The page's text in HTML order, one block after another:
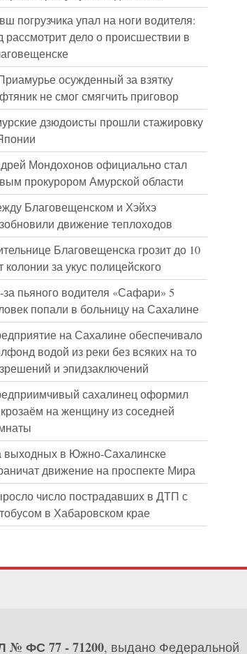
погрузчика упал на ноги водителя:
рассмотрит дело о происшествии в
осужденный за взятку
не смог смягчить приговор
дзюдоисты прошли стажировку
Мондохонов официально стал
прокурором Амурской области
Благовещенском и Хэйхэ
движение теплоходов
Благовещенска грозит до 10
колонии за укус полицейского
за пьяного водителя «Сафари» 5
попали в больницу на Сахалине
на Сахалине обеспечивало
водой из реки без всяких на то
и эпидзаключений
сахалинец оформил
на женщину из соседней
выходных в Южно-Сахалинске
движение на проспекте Мира
число пострадавших в ДТП с
в Хабаровском крае
№ ФС 77 - 71200, выдано Федеральной